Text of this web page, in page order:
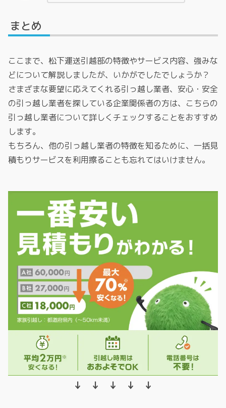
まとめ
ここまで、松下運送引越部の特徴やサービス内容、強みな
どについて解説しましたが、いかがでしたでしょうか？
さまざまな要望に応えてくれる引っ越し業者、安心・安全
の引っ越し業者を探している企業関係者の方は、こちらの
引っ越し業者について詳しくチェックすることをおすすめ
します。
もちろん、他の引っ越し業者の特徴を知るために、一括見
積もりサービスを利用擦ることも忘れてはいけません。
↓ ↓ ↓ ↓ ↓